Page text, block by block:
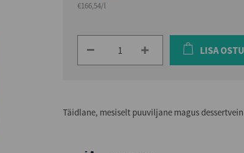
€166,54/l
LISA
Täidlane, mesiselt puuviljane magus dessertvein